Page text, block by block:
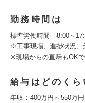
勤務時間は
標準労働時間 8:00～
※工事現場、進捗状況、
※現場からの直帰もOKで
給与はどのくら
年収：400万円～550万